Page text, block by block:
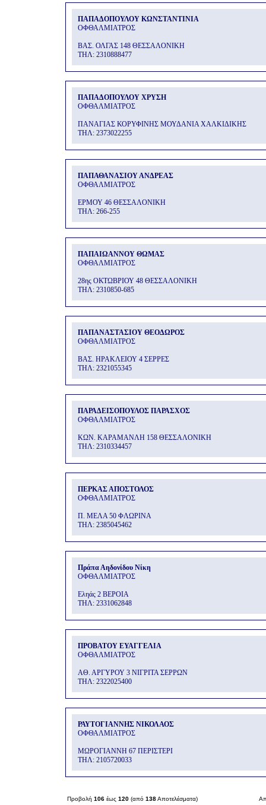
ΠΑΠΑΔΟΠΟΥΛΟΥ ΚΩΝΣΤΑΝΤΙΝΙΑ
ΟΦΘΑΛΜΙΑΤΡΟΣ
ΒΑΣ. ΟΛΓΑΣ 148 ΘΕΣΣΑΛΟΝΙΚΗ
THΛ: 2310888477
ΠΑΠΑΔΟΠΟΥΛΟΥ ΧΡΥΣΗ
ΟΦΘΑΛΜΙΑΤΡΟΣ
ΠΑΝΑΓΙΑΣ ΚΟΡΥΦΙΝΗΣ ΜΟΥΔΑΝΙΑ ΧΑΛΚΙΔΙΚΗΣ
THΛ: 2373022255
ΠΑΠΑΘΑΝΑΣΙΟΥ ΑΝΔΡΕΑΣ
ΟΦΘΑΛΜΙΑΤΡΟΣ
ΕΡΜΟΥ 46 ΘΕΣΣΑΛΟΝΙΚΗ
THΛ: 266-255
ΠΑΠΑΙΩΑΝΝΟΥ ΘΩΜΑΣ
ΟΦΘΑΛΜΙΑΤΡΟΣ
28ης ΟΚΤΩΒΡΙΟΥ 48 ΘΕΣΣΑΛΟΝΙΚΗ
THΛ: 2310850-685
ΠΑΠΑΝΑΣΤΑΣΙΟΥ ΘΕΟΔΩΡΟΣ
ΟΦΘΑΛΜΙΑΤΡΟΣ
ΒΑΣ. ΗΡΑΚΛΕΙΟΥ 4 ΣΕΡΡΕΣ
THΛ: 2321055345
ΠΑΡΑΔΕΙΣΟΠΟΥΛΟΣ ΠΑΡΑΣΧΟΣ
ΟΦΘΑΛΜΙΑΤΡΟΣ
ΚΩΝ. ΚΑΡΑΜΑΝΛΗ 158 ΘΕΣΣΑΛΟΝΙΚΗ
THΛ: 2310334457
ΠΕΡΚΑΣ ΑΠΟΣΤΟΛΟΣ
ΟΦΘΑΛΜΙΑΤΡΟΣ
Π. ΜΕΛΑ 50 ΦΛΩΡΙΝΑ
THΛ: 2385045462
Πράπα Αηδονίδου Νίκη
ΟΦΘΑΛΜΙΑΤΡΟΣ
Εληάς 2 ΒΕΡΟΙΑ
THΛ: 2331062848
ΠΡΟΒΑΤΟΥ ΕΥΑΓΓΕΛΙΑ
ΟΦΘΑΛΜΙΑΤΡΟΣ
ΑΘ. ΑΡΓΥΡΟΥ 3 ΝΙΓΡΙΤΑ ΣΕΡΡΩΝ
THΛ: 2322025400
ΡΑΥΤΟΓΙΑΝΝΗΣ ΝΙΚΟΛΑΟΣ
ΟΦΘΑΛΜΙΑΤΡΟΣ
ΜΩΡΟΓΙΑΝΝΗ 67 ΠΕΡΙΣΤΕΡΙ
THΛ: 2105720033
Προβολή 106 έως 120 (από 138Αποτελέσματα)